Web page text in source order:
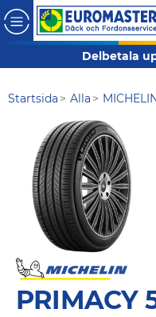
Delbetala
Startsida Alla
PRIMACY